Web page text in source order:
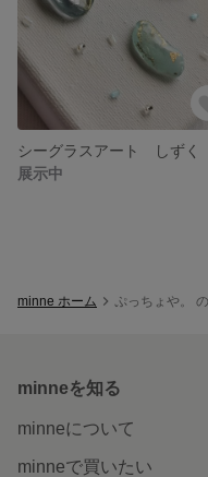
シーグラスアート しずく
展示中
minne ホーム ぷっちょや。
minneを知る
minneについて
minneで買いたい